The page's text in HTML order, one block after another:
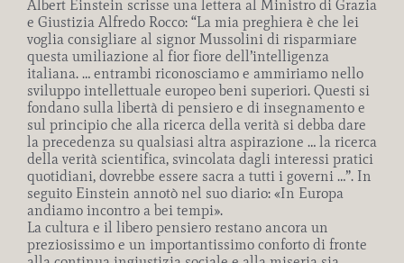
Albert Einstein scrisse una lettera al Ministro di Grazia
e Giustizia Alfredo Rocco: “La mia preghiera è che lei
voglia consigliare al signor Mussolini di risparmiare
questa umiliazione al fior fiore dell’intelligenza
italiana. … entrambi riconosciamo e ammiriamo nello
sviluppo intellettuale europeo beni superiori. Questi si
fondano sulla libertà di pensiero e di insegnamento e
sul principio che alla ricerca della verità si debba dare
la precedenza su qualsiasi altra aspirazione … la ricerca
della verità scientifica, svincolata dagli interessi pratici
quotidiani, dovrebbe essere sacra a tutti i governi …”. In
seguito Einstein annotò nel suo diario: «In Europa
andiamo incontro a bei tempi».
La cultura e il libero pensiero restano ancora un
preziosissimo e un importantissimo conforto di fronte